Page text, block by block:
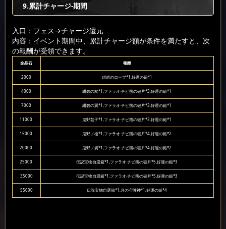
9.累計チャージ-期間
入口：フェス→チャージ還元
内容：イベント期間中、累計チャージ額が条件を満たすと、次
の報酬が受領できます。
金晶石 報酬
2000 紺碧のローブ*1,好運の鎚*1
4000 紺碧の杖*1,ファラオ·チビ熊の破片*3,好運の鎚*1
7000 紺碧の翼*1,ファラオ·チビ熊の破片*3,好運の鎚*1
11000 鬼野芸子*1,ファラオ·チビ熊の破片*3,好運の鎚*1
15000 鬼野ノ槍*1,ファラオ·チビ熊の破片*4,好運の鎚*2
20000 鬼野ノ翼*1,ファラオ·チビ熊の破片*4,好運の鎚*2
25000 伝説宝物自選箱*1,ファラオ·チビ熊の破片*5,好運の鎚*3
35000 伝説宝物自選箱*1,ファラオ·チビ熊の破片*5,好運の鎚*3
55000 伝説宝物自選箱*1,月の守護神*1,好運の鎚*4